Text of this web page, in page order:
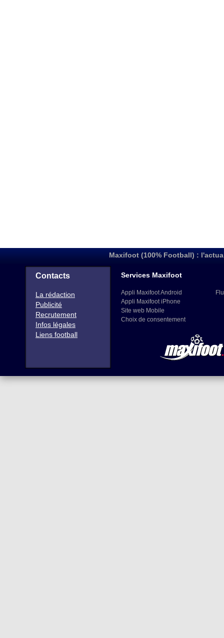
Maxifoot (100% Football) :
Contacts
La rédaction
Publicité
Recrutement
Infos légales
Liens football
Services Maxifoot
Appli Maxifoot Android
Appli Maxifoot iPhone
Site web Mobile
Choix de consentement